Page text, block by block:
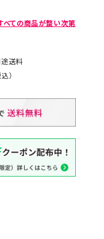
べての商品が整い次第
途送料
）